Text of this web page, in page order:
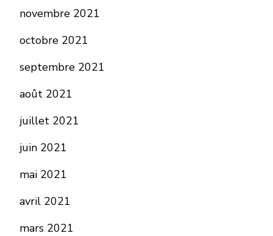
novembre 2021
octobre 2021
septembre 2021
août 2021
juillet 2021
juin 2021
mai 2021
avril 2021
mars 2021